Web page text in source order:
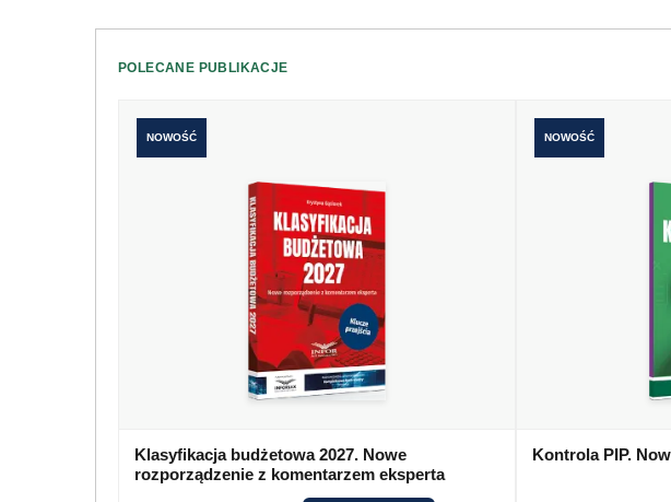
POLECANE PUBLIKACJE
NOWOŚĆ
Klasyfikacja budżetowa 2027. Nowe
rozporządzenie z komentarzem eksperta
NOWOŚĆ
Kontrola PIP.